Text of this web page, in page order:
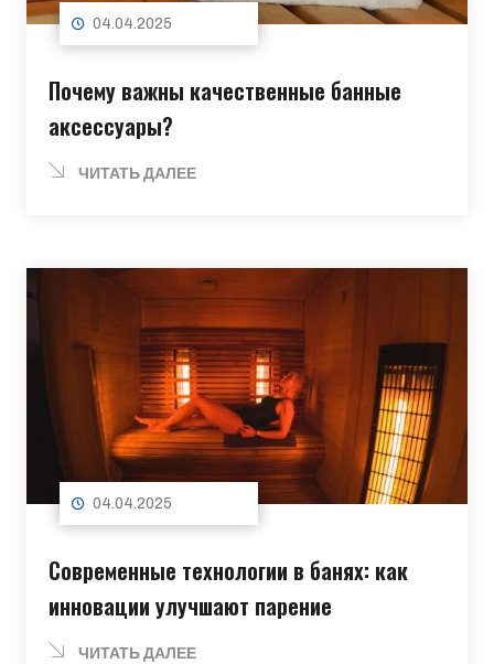
04.04.2025
Почему важны качественные банные
аксессуары?
ЧИТАТЬ ДАЛЕЕ
04.04.2025
Современные технологии в банях: как
инновации улучшают парение
ЧИТАТЬ ДАЛЕЕ